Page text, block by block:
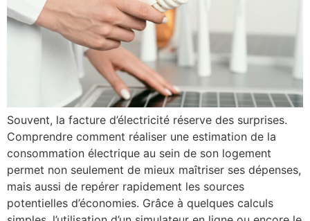
Souvent, la facture d’électricité réserve des surprises.
Comprendre comment réaliser une estimation de la
consommation électrique au sein de son logement
permet non seulement de mieux maîtriser ses dépenses,
mais aussi de repérer rapidement les sources
potentielles d’économies. Grâce à quelques calculs